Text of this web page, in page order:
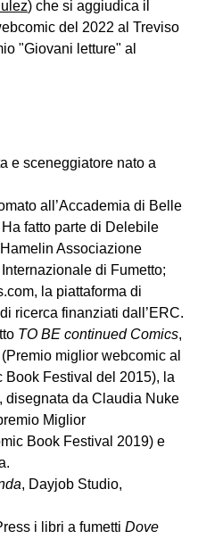
) che si aggiudica il
del 2022 al Treviso
"Giovani letture" al
e sceneggiatore nato a
all’Accademia di Belle
fatto parte di Delebile
Associazione
di Fumetto;
la piattaforma di
ricerca finanziati dall’ERC.
TO BE continued Comics,
miglior webcomic al
Book Festival del 2015), la
, disegnata da Claudia Nuke
Miglior
Book Festival 2019) e
, Dayjob Studio,
i libri a fumetti Dove